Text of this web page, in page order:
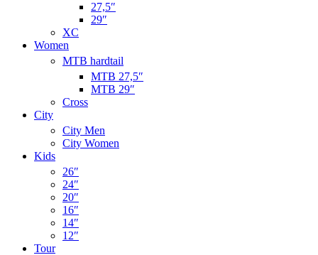
27,5″
29″
XC
Women
MTB hardtail
MTB 27,5″
MTB 29″
Cross
City
City Men
City Women
Kids
26″
24″
20″
16″
14″
12″
Tour